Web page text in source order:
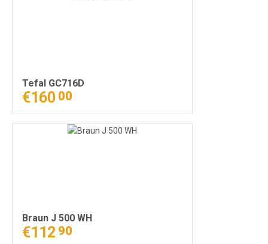
Tefal GC716D
€160 00
Braun J 500 WH
€112 90